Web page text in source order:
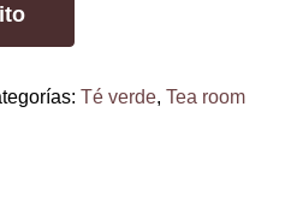
Té verde, Tea room